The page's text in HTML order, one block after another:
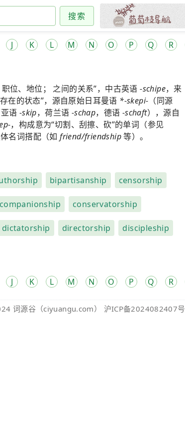
搜索
J K L M N O P Q R
位、地位； 之间的关系”，中古英语-schipe，来
在的状态”，源自原始日耳曼语 *-skepi- （同源
语 -skip，荷兰语 -schap，德语 -schaft），源自
，构成意为“切割、刮擦、砍”的单词（参见
体名词搭配（如friend/friendship等）。
bipartisanship censorship
companionship conservatorship
dictatorship directorship discipleship
J K L M N O P Q R
词源谷 （ciyuangu.com） 沪ICP备2024082407号